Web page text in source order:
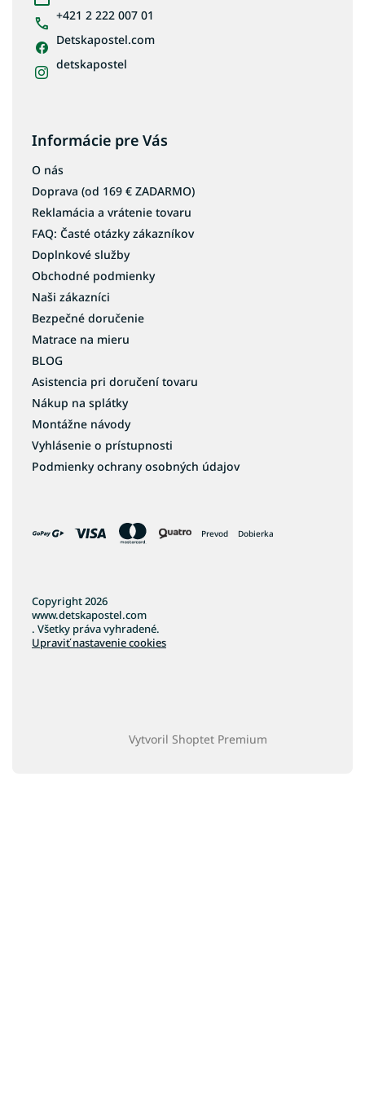
+421 2 222 007 01
Detskapostel.com
detskapostel
Informácie pre Vás
O nás
Doprava (od 169 € ZADARMO)
Reklamácia a vrátenie tovaru
FAQ: Časté otázky zákazníkov
Doplnkové služby
Obchodné podmienky
Naši zákazníci
Bezpečné doručenie
Matrace na mieru
BLOG
Asistencia pri doručení tovaru
Nákup na splátky
Montážne návody
Vyhlásenie o prístupnosti
Podmienky ochrany osobných údajov
Prevod Dobierka
Vytvoril Shoptet Premium
Copyright 2026
www.detskapostel.com
. Všetky práva vyhradené.
Upraviť nastavenie cookies